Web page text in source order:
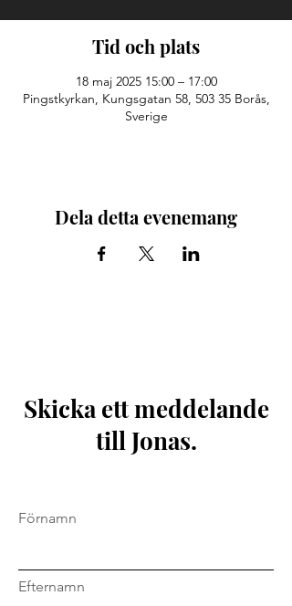
Tid och plats
18 maj 2025 15:00 – 17:00
Pingstkyrkan, Kungsgatan 58, 503 35 Borås,
Sverige
Dela detta evenemang
Skicka ett meddelande
till Jonas.
Förnamn
Efternamn